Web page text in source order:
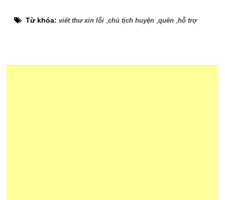
Từ khóa:viết thư xin lỗi ,chủ tịch huyện ,quên ,hỗ trợ